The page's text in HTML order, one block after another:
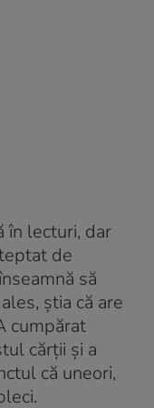
în lecturi, dar
de
să
știa că are
cumpărat
cărții și a
că uneori,